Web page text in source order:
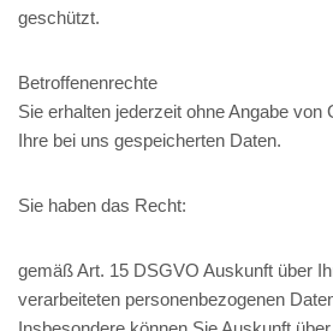
geschützt.
Betroffenenrechte
Sie erhalten jederzeit ohne Angabe von
Ihre bei uns gespeicherten Daten.
Sie haben das Recht:
gemäß Art. 15 DSGVO Auskunft über
verarbeiteten personenbezogenen